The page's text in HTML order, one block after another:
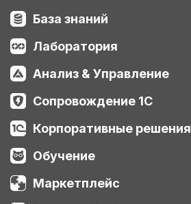
База знаний
Лаборатория
Анализ & Управление
Сопровождение 1С
Корпоративные решения
Обучение
Маркетплейс